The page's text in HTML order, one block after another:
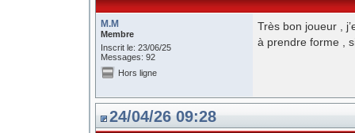
M.M
Membre
Inscrit le: 23/06/25
Messages: 92
Très bon joueur ,
à prendre forme ,
Hors ligne
24/04/26 09:28